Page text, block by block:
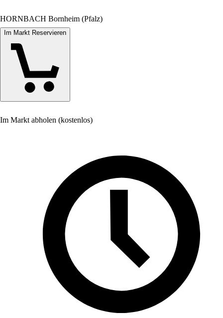
HORNBACH Bornheim (Pfalz)
Im Markt Reservieren
Im Markt abholen (kostenlos)